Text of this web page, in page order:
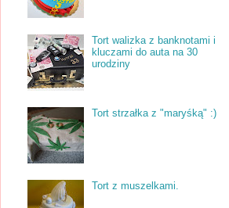
Tort walizka z banknotami i
kluczami do auta na 30
urodziny
Tort strzałka z "maryśką" :)
Tort z muszelkami.